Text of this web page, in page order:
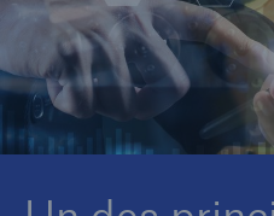
Carrières
Contactez-nous
Nouvelles